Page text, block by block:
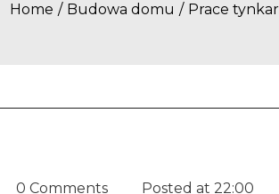
Home Budowa domu Prace
0 Comments Posted at 22:00